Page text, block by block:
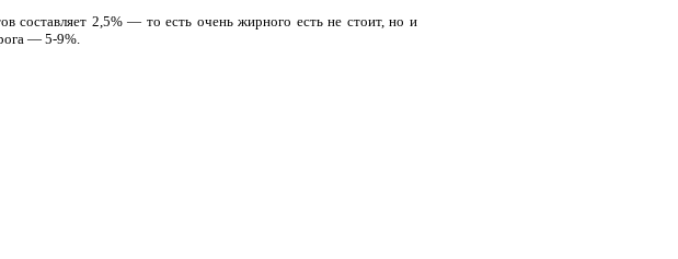
составляет 2,5% — то есть очень жирного есть не стоит, но и
— 5-9%.